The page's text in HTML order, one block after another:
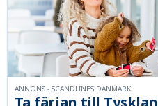
ANNONS - SCANDLINES DANMARK